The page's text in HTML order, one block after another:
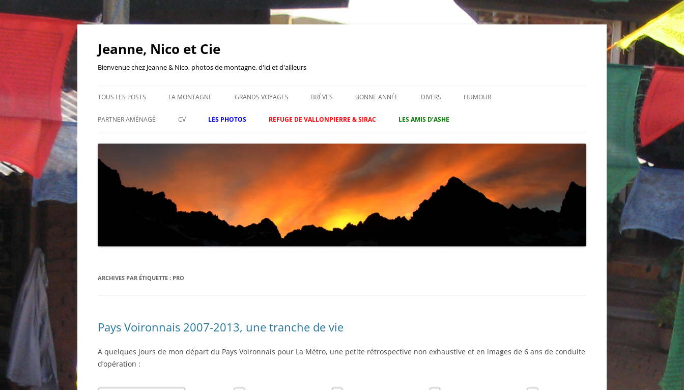
Aller
Jeanne, Nico et Cie
Bienvenue chez Jeanne & Nico, photos de montagne, d'ici et d'ailleurs
TOUS LES POSTS LA MONTAGNE GRANDS VOYAGES BRÈVES BONNE ANNÉE DIVERS HUMOUR
PARTNER AMÉNAGÉ CV LES PHOTOS REFUGE DE VALLONPIERRE & SIRAC LES AMIS D’ASHE
ARCHIVES PAR ÉTIQUETTE : PRO
Pays Voironnais 2007-2013, une tranche de vie
A quelques jours de mon départ du Pays Voironnais pour La Métro, une petite rétrospective non exhaustive et en images de 6 ans de conduite
d’opération :